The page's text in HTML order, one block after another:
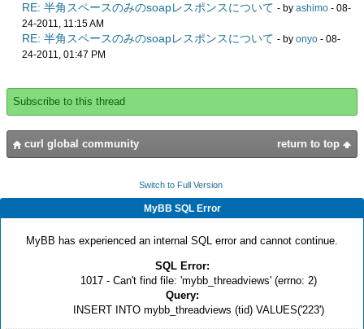
RE: 半角スペースのみのsoapレスポンスについて - by ashimo - 08-
24-2011, 11:15 AM
RE: 半角スペースのみのsoapレスポンスについて - by onyo - 08-
24-2011, 01:47 PM
Subscribe to this thread
return to top
curl global community
Switch to Full Version
MyBB SQL Error
MyBB has experienced an internal SQL error and cannot continue.
SQL Error:
1017 - Can't find file: 'mybb_threadviews' (errno: 2)
Query:
INSERT INTO mybb_threadviews (tid) VALUES('223')